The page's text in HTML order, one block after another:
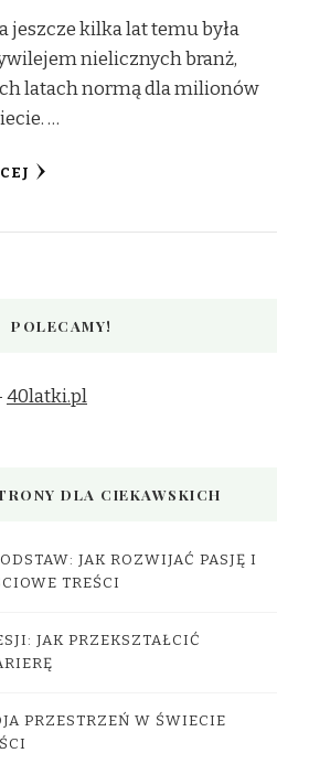
jeszcze kilka lat temu była
nielicznych branż,
latach normą dla milionów
…
POLECAMY!
40latki.pl
DLA CIEKAWSKICH
JAK ROZWIJAĆ PASJĘ I
TREŚCI
JAK PRZEKSZTAŁCIĆ
PRZESTRZEŃ W ŚWIECIE